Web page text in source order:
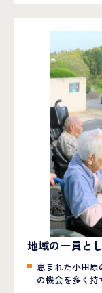
地域の一員と
恵まれた小田
の機会を多く持